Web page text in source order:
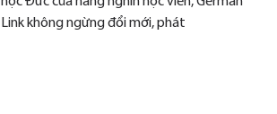
Link không ngừng đổi mới, phát